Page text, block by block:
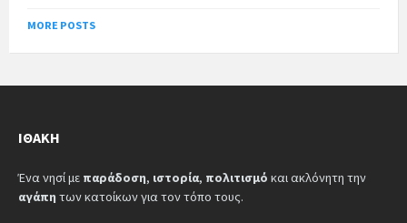
MORE POSTS
ΙΘΆΚΗ
Ένα νησί με παράδοση, ιστορία, πολιτισμό και ακλόνητη την
αγάπη των κατοίκων για τον τόπο τους.